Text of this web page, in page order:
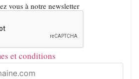
vous à notre newsletter
et conditions